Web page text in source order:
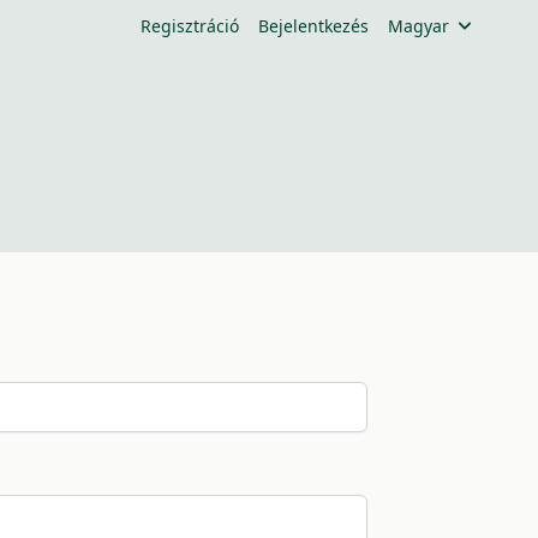
Regisztráció Bejelentkezés Magyar